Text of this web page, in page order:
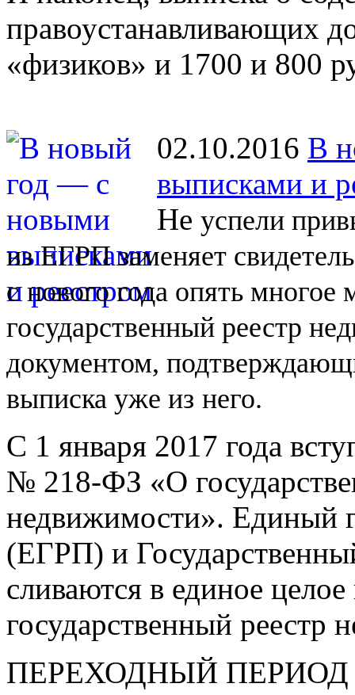
правоустанавливающих
«физиков» и 1700 и 800
02.10.2016 В
выписками и
Не успели
из ЕГРП заменяет
с нового года опять
государственный реестр
документом,
выписка уже из него.
С 1 января 2017 года
№ 218-ФЗ «О
недвижимости». Единый
(ЕГРП) и
сливаются в единое
государственный
ПЕРЕХОДНЫЙ ПЕРИОД